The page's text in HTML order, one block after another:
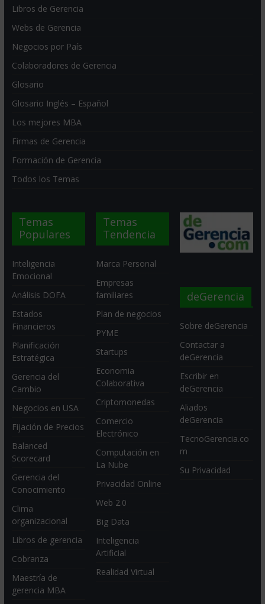
Libros de Gerencia
Webs de Gerencia
Negocios por País
Colaboradores de Gerencia
Glosario
Glosario Inglés – Español
Los mejores MBA
Firmas de Gerencia
Formación de Gerencia
Todos los Temas
Temas
Populares
Inteligencia
Emocional
Análisis DOFA
Estados
Financieros
Planificación
Estratégica
Gerencia del
Cambio
Negocios en USA
Fijación de Precios
Balanced
Scorecard
Gerencia del
Conocimiento
Clima
organizacional
Libros de gerencia
Cobranza
Maestría de
gerencia MBA
Temas
Tendencia
Marca Personal
Empresas
familiares
Plan de negocios
PYME
Startups
Economia
Colaborativa
Criptomonedas
Comercio
Electrónico
Computación en
La Nube
Privacidad Online
Web 2.0
Big Data
Inteligencia
Artificial
Realidad Virtual
deGerencia
Sobre deGerencia
Contactar a
deGerencia
Escribir en
deGerencia
Aliados
deGerencia
TecnoGerencia.co
m
Su Privacidad